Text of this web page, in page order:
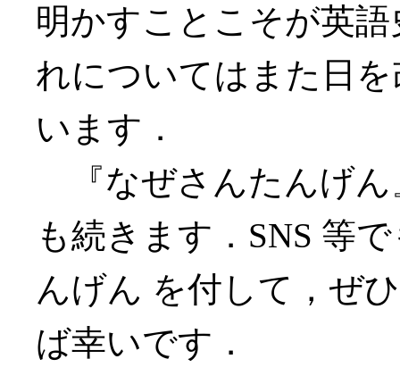
明かすことこそが英
れについてはまた日
います．
『なぜさんたんげん
も続きます．SNS 等
んげん を付して，ぜ
ば幸いです．